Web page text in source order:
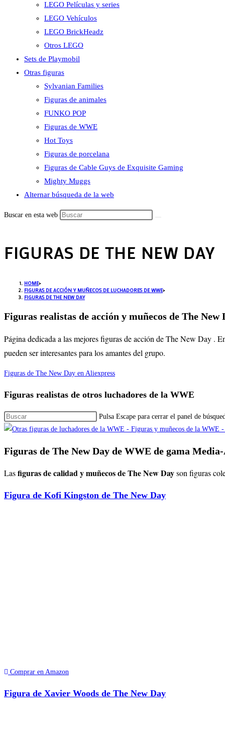
LEGO Películas y series
LEGO Vehículos
LEGO BrickHeadz
Otros LEGO
Sets de Playmobil
Otras figuras
Sylvanian Families
Figuras de animales
FUNKO POP
Figuras de WWE
Hot Toys
Figuras de porcelana
Figuras de Cable Guys de Exquisite Gaming
Mighty Muggs
Alternar búsqueda de la web
Buscar en esta web
FIGURAS DE THE NEW DAY
HOME>
FIGURAS DE ACCIÓN Y MUÑECOS DE LUCHADORES DE WWE>
FIGURAS DE THE NEW DAY
Figuras realistas de acción y muñecos de The New
Página dedicada a las mejores figuras de acción de The New Day .
pueden ser interesantes para los amantes del grupo.
Figuras de The New Day en Aliexpress
Figuras realistas de otros luchadores de la WWE
Pulsa Escape para cerrar el panel de
Figuras de The New Day de WWE de gama
Lasfiguras de calidad y muñecos de The New Dayson figuras
Figura de Kofi Kingston de The New Day
Comprar en Amazon
Figura de Xavier Woods de The New Day